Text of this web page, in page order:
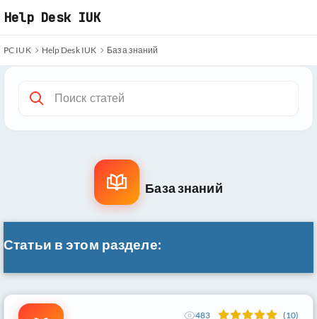
основному
Help Desk IUK
PC IUK Help Desk IUK База знаний
База знаний
Статьи в этом разделе:
483 (10)